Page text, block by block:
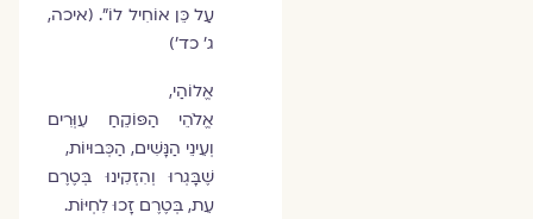
עַל כֵּן אוֹחִיל לוֹ". (איכה,
ג' כד')
אֱלוֹהַי,
אֱלֹהֵי הַפּוֹקֵחַ עִוְּרִים
וְעֵינֵי הַנָּשִׁים, הַכְּבוּיוֹת,
שֶׁבָּגְרוּ וְהִזְקִינוּ בְּטֶרֶם
עֵת, בְּטֶרֶם זָכוּ לִחְיּוֹת.